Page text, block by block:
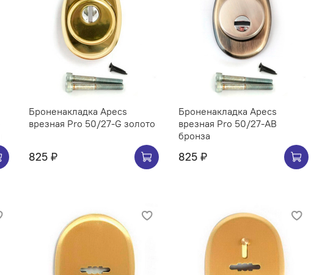
Броненакладка Apecs
врезная Pro 50/27-G золото
825 ₽
Броненакладка Apecs
врезная Pro 50/27-AB
бронза
825 ₽